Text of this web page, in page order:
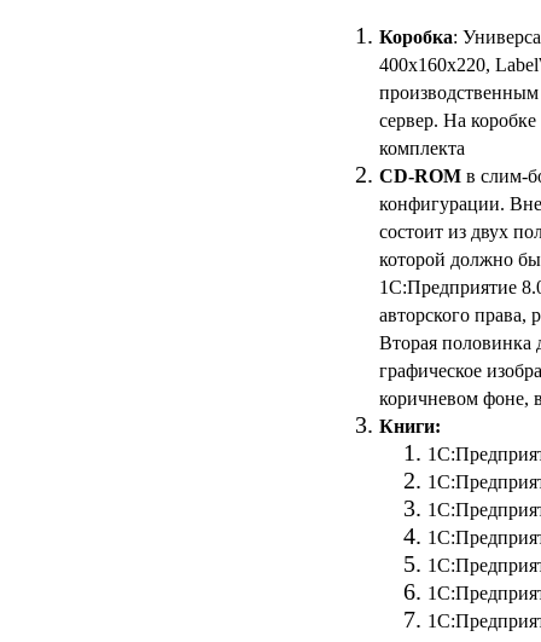
Коробка:
400х160х220,
производственным
сервер. На
комплекта
CD-ROM в слим-
конфигурации.
состоит из двух
которой должно
1С:Предприятие
авторского права,
Вторая половинка
графическое
коричневом фоне,
Книги: